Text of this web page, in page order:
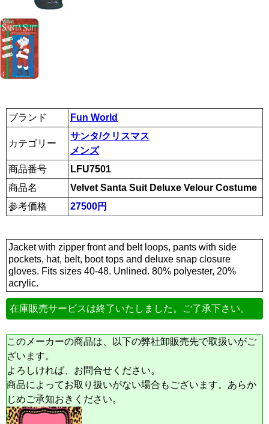
ブランド Fun World
カテゴリー
サンタ/クリスマス
メンズ
商品番号
LFU7501
商品名
Velvet Santa Suit Deluxe Velour Costume
参考価格
27500円
Jacket with zipper front and belt loops, pants with side
pockets, hat, belt, boot tops and deluxe snap closure
gloves. Fits sizes 40-48. Unlined. 80% polyester, 20%
acrylic.
在庫販売サービスは終了いたしました。ご了承下さい。
このメーカーの商品は、以下の弊社卸販売先で取扱いがご
ざいます。
よろしければ、お問合せください。
商品によってお取り扱いがない場合もございます。あらか
じめご承知おきください。